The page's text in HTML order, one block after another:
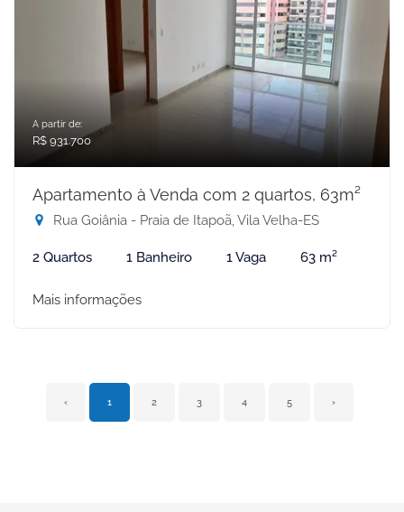
A partir de:
R$ 931.700
Apartamento à Venda com 2 quartos, 63m²
Rua Goiânia - Praia de Itapoã, Vila Velha-ES
2 Quartos 1 Banheiro 1 Vaga 63 m²
Mais informações
‹ 1 2 3 4 5 ›